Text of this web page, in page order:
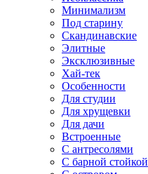
Минимализм
Под старину
Скандинавские
Элитные
Эксклюзивные
Хай-тек
Особенности
Для студии
Для хрущевки
Для дачи
Встроенные
С антресолями
С барной стойкой